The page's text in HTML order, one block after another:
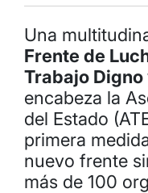
Una
Frente de
Trabajo
encabeza la
del Estado
primera
nuevo frente
más de 100